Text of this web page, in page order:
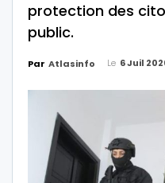
protection des
public.
Par Atlasinfo Le 6 Juil